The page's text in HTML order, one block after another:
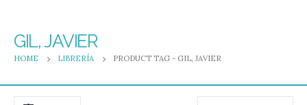
GIL, JAVIER
HOME LIBRERÍA PRODUCT TAG - GIL, JAVIER